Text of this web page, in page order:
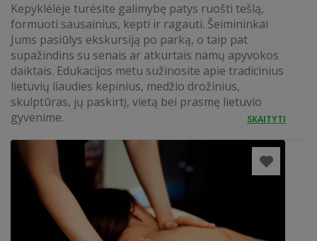
Kepyklėlėje turėsite galimybę patys ruošti tešlą,
formuoti sausainius, kepti ir ragauti. Šeimininkai
Jums pasiūlys ekskursiją po parką, o taip pat
supažindins su senais ar atkurtais namų apyvokos
daiktais. Edukacijos metu sužinosite apie tradicinius
lietuvių liaudies kepinius, medžio drožinius,
skulptūras, jų paskirtį, vietą bei prasmę lietuvio
gyvenime.
SKAITYTI